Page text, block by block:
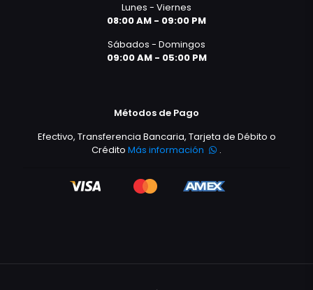
Lunes - Viernes
08:00 AM - 09:00 PM
Sábados - Domingos
09:00 AM - 05:00 PM
Métodos de Pago
Efectivo, Transferencia Bancaria, Tarjeta de Débito o
CréditoMás información .